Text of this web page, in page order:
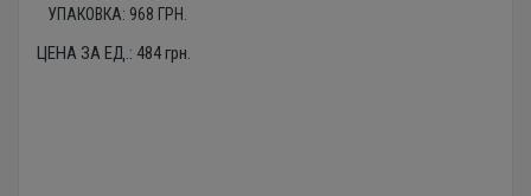
УПАКОВКА: 968 ГРН.
ЦЕНА ЗА ЕД.: 484грн.